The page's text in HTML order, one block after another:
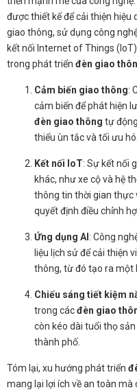
được thiết kế để cải thiện hiệu
giao thông, sử dụng công
kết nối Internet of Things
trong phát triển đèn giao
Cảm biến giao thông:
cảm biến để phát hiện
đèn giao thông tự
thiểu ùn tắc và tối ưu
Kết nối IoT: Sự kết nối
khác, như xe cộ và hệ
thông tin thời gian thực
quyết định điều chỉnh
Ứng dụng AI : Công
liệu lịch sử để cải thiện
thông, từ đó tạo ra một
Chiếu sáng tiết kiệm
trong cácđèn giao
còn kéo dài tuổi thọ
thành phố.
Tóm lại, xu hướng phát triển
mang lại lợi ích về an toàn